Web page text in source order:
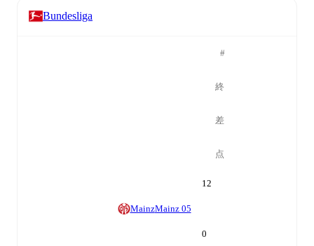
Bundesliga
#
終
差
点
12
MainzMainz 05
0